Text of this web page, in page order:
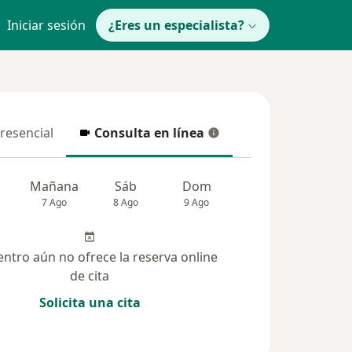
Iniciar sesión ¿Eres un especialista?
Consulta en línea
Consulta en línea
Mañana
7 Ago
Sáb
8 Ago
Dom
9 Ago
aún no ofrece la reserva online
de cita
Solicita una cita